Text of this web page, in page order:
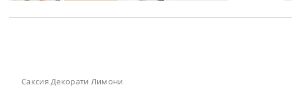
към
снимки
Саксия Декорати Лимони